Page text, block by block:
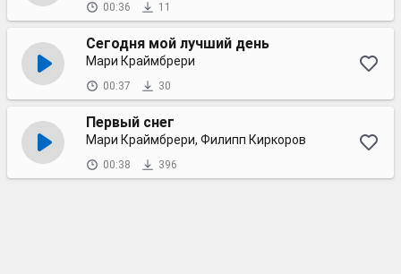
00:36 11
Сегодня мой лучший день
Мари Краймбрери
00:37 30
Первый снег
Мари Краймбрери, Филипп Киркоров
00:38 396